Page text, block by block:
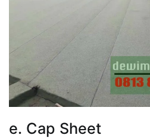
e. Cap Sheet